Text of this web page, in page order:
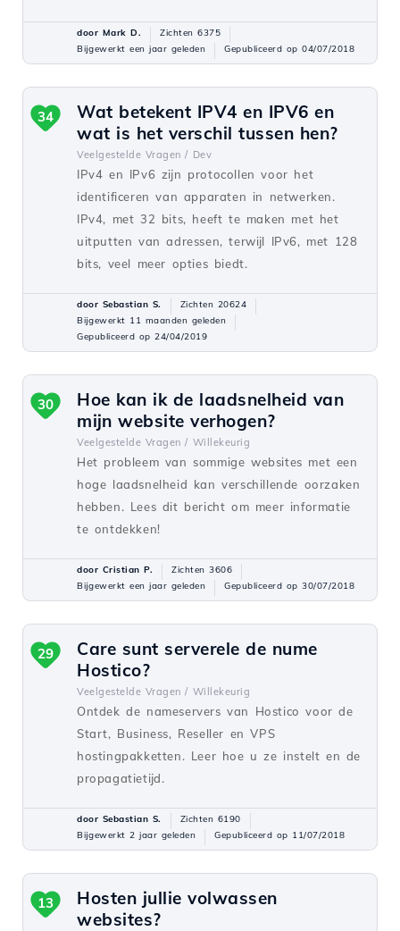
door Mark D.
Zichten 6375
Bijgewerkt een jaar geleden
Gepubliceerd op 04/07/2018
Wat betekent IPV4 en IPV6 en
wat is het verschil tussen hen?
Veelgestelde Vragen / Dev
IPv4 en IPv6 zijn protocollen voor het
identificeren van apparaten in netwerken.
IPv4, met 32 bits, heeft te maken met het
uitputten van adressen, terwijl IPv6, met 128
bits, veel meer opties biedt.
34
door Sebastian S.
Zichten 20624
Bijgewerkt 11 maanden geleden
Gepubliceerd op 24/04/2019
Hoe kan ik de laadsnelheid van
mijn website verhogen?
Veelgestelde Vragen / Willekeurig
Het probleem van sommige websites met een
hoge laadsnelheid kan verschillende oorzaken
hebben. Lees dit bericht om meer informatie
te ontdekken!
30
door Cristian P.
Zichten 3606
Bijgewerkt een jaar geleden
Gepubliceerd op 30/07/2018
Care sunt serverele de nume
Hostico?
Veelgestelde Vragen / Willekeurig
Ontdek de nameservers van Hostico voor de
Start, Business, Reseller en VPS
hostingpakketten. Leer hoe u ze instelt en de
propagatietijd.
29
door Sebastian S.
Zichten 6190
Bijgewerkt 2 jaar geleden
Gepubliceerd op 11/07/2018
Hosten jullie volwassen
websites?
13